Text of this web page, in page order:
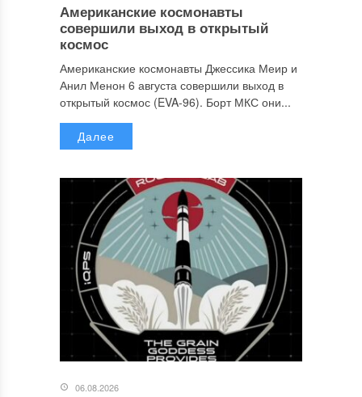
Американские космонавты
совершили выход в открытый
космос
Американские космонавты Джессика Меир и
Анил Менон 6 августа совершили выход в
открытый космос (EVA-96). Борт МКС они...
Далее
06.08.2026